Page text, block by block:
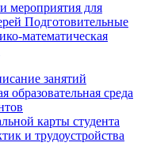
мероприятия для
Подготовительные
математическая
занятий
образовательная среда
карты студента
и трудоустройства